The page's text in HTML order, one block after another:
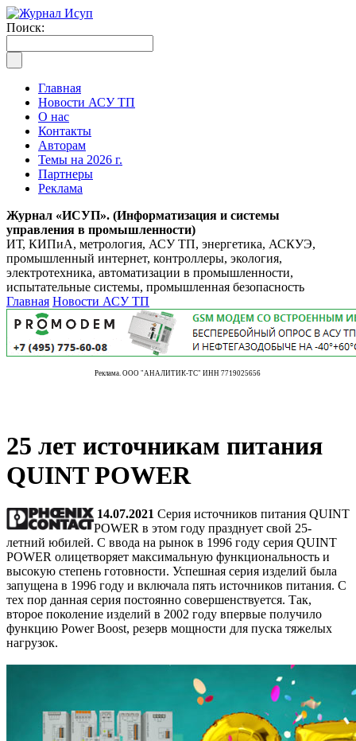
Поиск:
Главная
Новости АСУ ТП
О нас
Контакты
Авторам
Темы на 2026 г.
Партнеры
Реклама
Журнал «ИСУП». (Информатизация и системы
управления в промышленности)
ИТ, КИПиА, метрология, АСУ ТП, энергетика, АСКУЭ,
промышленный интернет, контроллеры, экология,
электротехника, автоматизации в промышленности,
испытательные системы, промышленная безопасность
Главная Новости АСУ ТП
Реклама. ООО "АНАЛИТИК-ТС" ИНН 7719025656
25 лет источникам питания
QUINT POWER
14.07.2021 Серия источников питания QUINT
POWER в этом году празднует свой 25-
летний юбилей. С ввода на рынок в 1996 году серия QUINT
POWER олицетворяет максимальную функциональность и
высокую степень готовности. Успешная серия изделий была
запущена в 1996 году и включала пять источников питания. С
тех пор данная серия постоянно совершенствуется. Так,
второе поколение изделий в 2002 году впервые получило
функцию Power Boost, резерв мощности для пуска тяжелых
нагрузок.